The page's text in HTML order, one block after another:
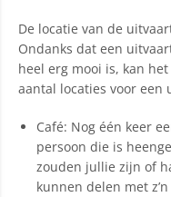
De locatie van de
Ondanks dat een
heel erg mooi is, kan
aantal locaties voor een
Café: Nog één keer
persoon die is
zouden jullie zijn of
kunnen delen met